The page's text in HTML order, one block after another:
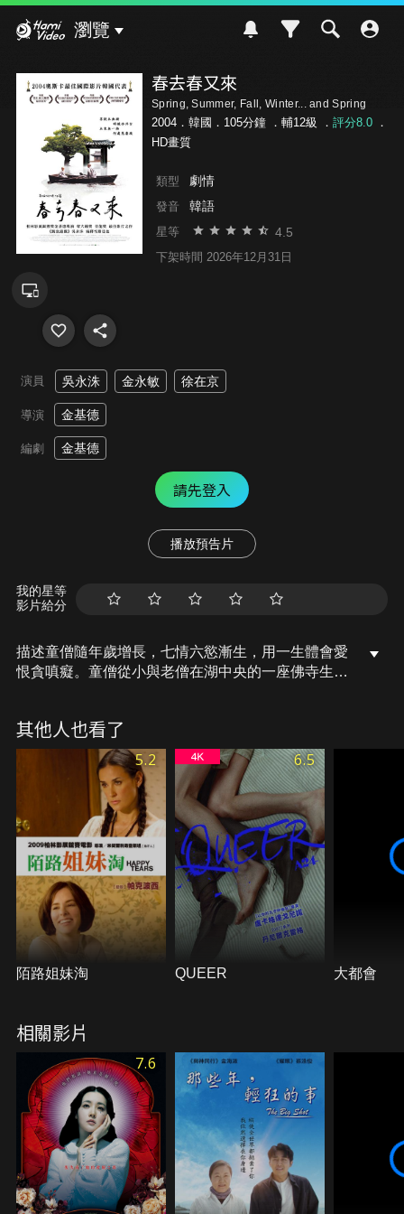
瀏覽
春去春又來
Spring, Summer, Fall, Winter... and Spring
2004．韓國．105分鐘 ． 輔12級 ． 評分8.0．
HD畫質
類型 劇情
發音 韓語
星等 4.5
下架時間 2026年12月31日
演員 吳永洙 金永敏 徐在京
導演 金基德
編劇 金基德
請先登入
播放預告片
我的星等
影片給分
描述童僧隨年歲增長，七情六慾漸生，用一生體會愛
恨貪嗔癡。童僧從小與老僧在湖中央的一座佛寺生
之樂決定還俗；步入中年時因愛生恨鑄下大錯，鋃鐺
入獄。兩鬢霜白又回佛寺，收留一個如同他初來時的
其他人也看了
5.2
陌路姐妹淘
6.5
QUEER 大都會
相關影片
7.6